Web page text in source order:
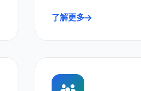
了解更多